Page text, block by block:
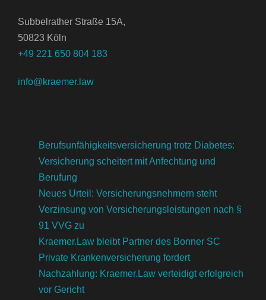
Subbelrather Straße 15A,
50823 Köln
+49 221 650 804 183
info@kraemer.law
Berufsunfähigkeitsversicherung trotz Diabetes:
Versicherung scheitert mit Anfechtung und
Berufung
Neues Urteil: Versicherungsnehmern steht
Verzinsung von Versicherungsleistungen nach §
91 VVG zu
Kraemer.Law bleibt Partner des Bonner SC
Private Krankenversicherung fordert
Nachzahlung: Kraemer.Law verteidigt erfolgreich
vor Gericht